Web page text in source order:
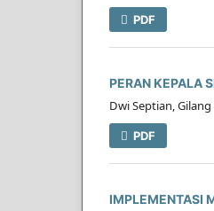
PDF
PERAN KEPALA
Dwi Septian,
PDF
IMPLEMENTASI